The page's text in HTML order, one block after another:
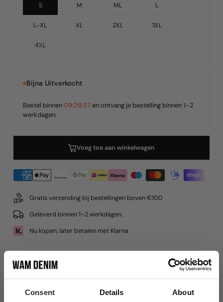
Consent Details About
S M ML L
L-XL XL 2XL 3XL
Beschikbaar
4XL
of
Niet
Bijna Uitverkocht
Bestel binnen09:26:37en ontvang je bestelling binnen 1–2
werkdagen.
Voeg toe aan winkelwagen
Gratis verzending bij bestellingen boven €100
Geleverd binnen 1–2 werkdagen.
Nu kopen, later betalen met Klarna
Productdetails